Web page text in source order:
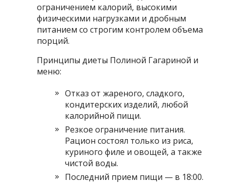
ограничением калорий, высокими
физическими нагрузками и дробным
питанием со строгим контролем объема
порций.
Принципы диеты Полиной Гагариной и
меню:
Отказ от жареного, сладкого,
кондитерских изделий, любой
калорийной пищи.
Резкое ограничение питания.
Рацион состоял только из риса,
куриного филе и овощей, а также
чистой воды.
Последний прием пищи — в 18:00.